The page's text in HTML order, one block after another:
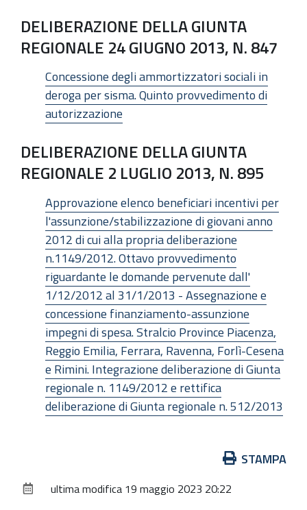
DELIBERAZIONE DELLA GIUNTA
REGIONALE 24 GIUGNO 2013, N. 847
Concessione degli ammortizzatori sociali in
deroga per sisma. Quinto provvedimento di
autorizzazione
DELIBERAZIONE DELLA GIUNTA
REGIONALE 2 LUGLIO 2013, N. 895
Approvazione elenco beneficiari incentivi per
l'assunzione/stabilizzazione di giovani anno
2012 di cui alla propria deliberazione
n.1149/2012. Ottavo provvedimento
riguardante le domande pervenute dall'
1/12/2012 al 31/1/2013 - Assegnazione e
concessione finanziamento-assunzione
impegni di spesa. Stralcio Province Piacenza,
Reggio Emilia, Ferrara, Ravenna, Forlì-Cesena
e Rimini. Integrazione deliberazione di Giunta
regionale n. 1149/2012 e rettifica
deliberazione di Giunta regionale n. 512/2013
documento
STAMPA
ultima modifica 19 maggio 2023 20:22